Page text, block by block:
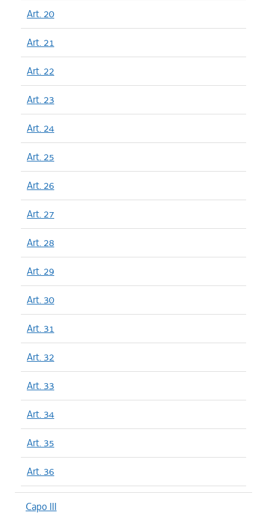
Art. 20
Art. 21
Art. 22
Art. 23
Art. 24
Art. 25
Art. 26
Art. 27
Art. 28
Art. 29
Art. 30
Art. 31
Art. 32
Art. 33
Art. 34
Art. 35
Art. 36
Capo III